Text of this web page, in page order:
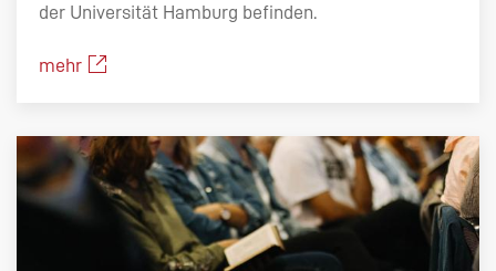
der Universität Hamburg befinden.
mehr